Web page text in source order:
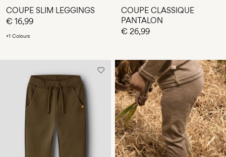
COUPE SLIM LEGGINGS
€ 16,99
+1 Colours
COUPE CLASSIQUE
PANTALON
€ 26,99